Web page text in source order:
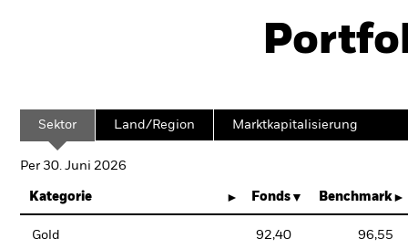
Sektor Land/Region Marktkapitalisierung
Per 30. Juni 2026
Kategorie Fonds Benchmark
Gold 92,40 96,55